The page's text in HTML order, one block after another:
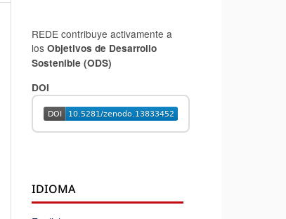
REDE contribuye activamente a
los Objetivos de Desarrollo
Sostenible (ODS)
DOI
IDIOMA